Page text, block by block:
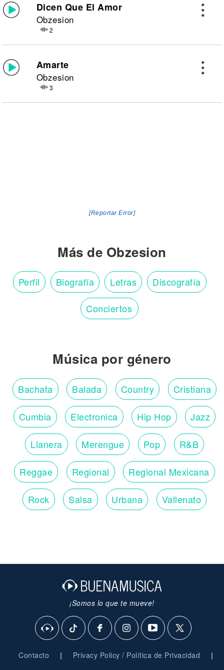
Dicen Que El Amor
Obzesion
2
Amarte
Obzesion
3
[Reportar Error]
Más de Obzesion
Perfil Biografía Letras Discografía
Conciertos
Música por género
Bachata Balada Country Cristiana
Cumbia Electronica Hip Hop Jazz
Llanera Merengue Pop R&B
Reggae Regional Regional Mexicana
Rock Salsa Urbana Vallenato
¡Somos lo que te mueve!
Contacto | Privacy Policy / Política de Privacidad |